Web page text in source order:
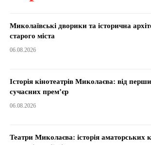
Миколаївські дворики та історична
старого міста
06.08.2026
Історія кінотеатрів Миколаєва: від
сучасних прем’єр
06.08.2026
Театри Миколаєва: історія аматорських